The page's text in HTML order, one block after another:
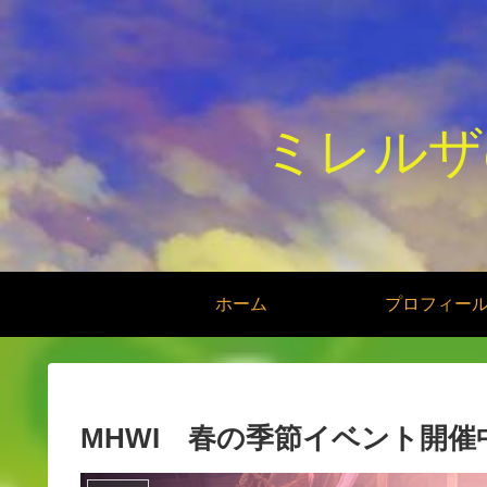
ミレル
ホーム プロフィー
MHWI 春の季節イベント開催